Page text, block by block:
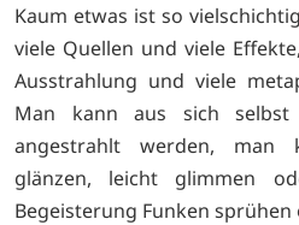
Kaum etwas ist so
viele Quellen und viele
Ausstrahlung und viele
Man kann aus sich
angestrahlt werden, man
glänzen, leicht glimmen
Begeisterung Funken